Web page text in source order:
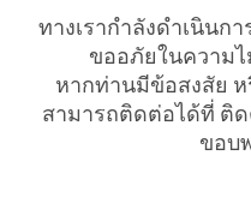
ทางเรากำลังดำเนินก
ขออภัยในความ
หากท่านมีข้อสงสัย
สามารถติดต่อได้ที่ ติด
ขอบ